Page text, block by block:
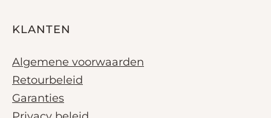
KLANTEN
Algemene voorwaarden
Retourbeleid
Garanties